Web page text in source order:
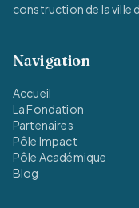
construction de la ville
Navigation
Accueil
La Fondation
Partenaires
Pôle Impact
Pôle Académique
Blog